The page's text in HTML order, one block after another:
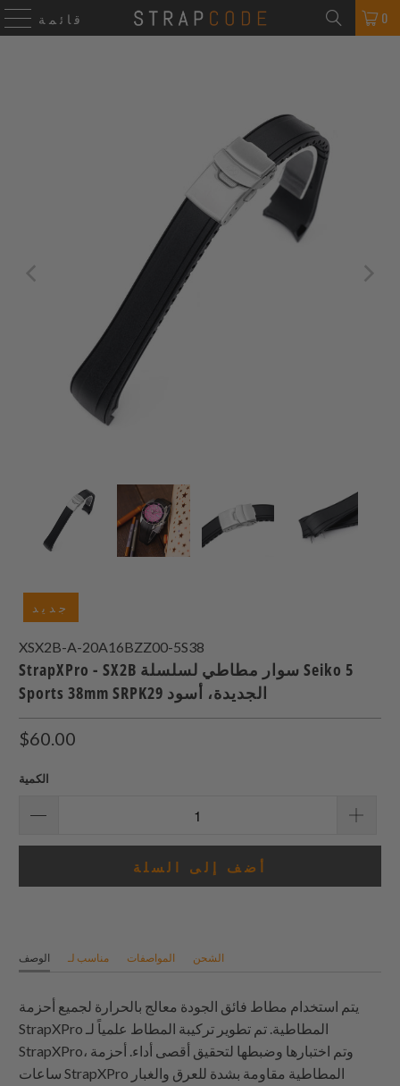
قائمة 0
جديد
XSX2B-A-20A16BZZ00-5S38
StrapXPro - SX2B سوار مطاطي لسلسلة Seiko 5
Sports 38mm SRPK29 الجديدة، أسود
$60.00
الكمية
أضف إلى السلة
الوصف مناسب لـ المواصفات الشحن
يتم استخدام مطاط فائق الجودة معالج بالحرارة لجميع أحزمة
StrapXPro المطاطية. تم تطوير تركيبة المطاط علمياً لـ
StrapXPro، وتم اختبارها وضبطها لتحقيق أقصى أداء. أحزمة
ساعات StrapXPro المطاطية مقاومة بشدة للعرق والغبار